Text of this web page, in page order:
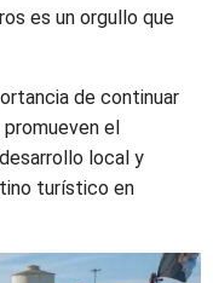
es un orgullo que
de continuar
el
local y
turístico en